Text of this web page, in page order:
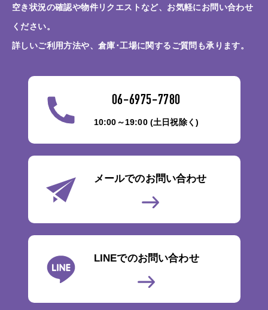
空き状況の確認や物件リクエストなど、お気軽にお問い合わせ
ください。
詳しいご利用方法や、倉庫･工場に関するご質問も承ります。
06-6975-7780
10:00～19:00 (土日祝除く)
メールでのお問い合わせ
LINEでのお問い合わせ